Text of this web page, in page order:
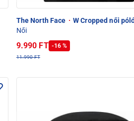
The North Face · W Cropped női
Női
9.990 FT -16 %
11.990 FT